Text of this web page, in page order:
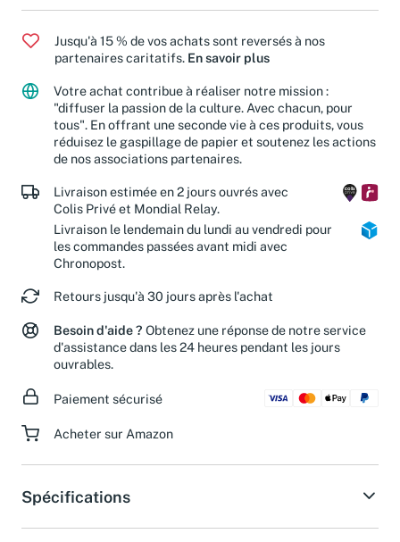
Jusqu'à 15 % de vos achats sont reversés à nos
partenaires caritatifs. En savoir plus
Votre achat contribue à réaliser notre mission :
"diffuser la passion de la culture. Avec chacun, pour
tous". En offrant une seconde vie à ces produits, vous
réduisez le gaspillage de papier et soutenez les actions
de nos associations partenaires.
Livraison estimée en 2 jours ouvrés avec
Colis Privé et Mondial Relay.
Livraison le lendemain du lundi au vendredi pour
les commandes passées avant midi avec
Chronopost.
Retours jusqu'à 30 jours après l'achat
Besoin d'aide ? Obtenez une réponse de notre service
d'assistance dans les 24 heures pendant les jours
ouvrables.
Paiement sécurisé
Acheter sur Amazon
Spécifications